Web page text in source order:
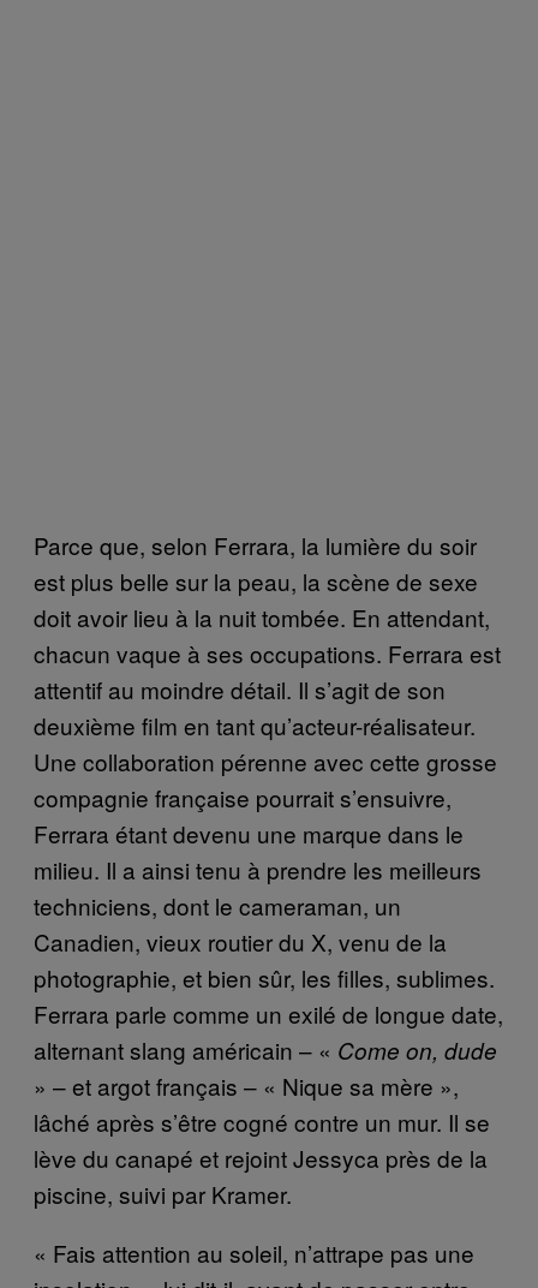
Parce que, selon Ferrara, la lumière du soir
est plus belle sur la peau, la scène de sexe
doit avoir lieu à la nuit tombée. En attendant,
chacun vaque à ses occupations. Ferrara est
attentif au moindre détail. Il s’agit de son
deuxième film en tant qu’acteur-réalisateur.
Une collaboration pérenne avec cette grosse
compagnie française pourrait s’ensuivre,
Ferrara étant devenu une marque dans le
milieu. Il a ainsi tenu à prendre les meilleurs
techniciens, dont le cameraman, un
Canadien, vieux routier du X, venu de la
photographie, et bien sûr, les filles, sublimes.
Ferrara parle comme un exilé de longue date,
alternant slang américain – « Come on, dude
» – et argot français – « Nique sa mère »,
lâché après s’être cogné contre un mur. Il se
lève du canapé et rejoint Jessyca près de la
piscine, suivi par Kramer.
« Fais attention au soleil, n’attrape pas une